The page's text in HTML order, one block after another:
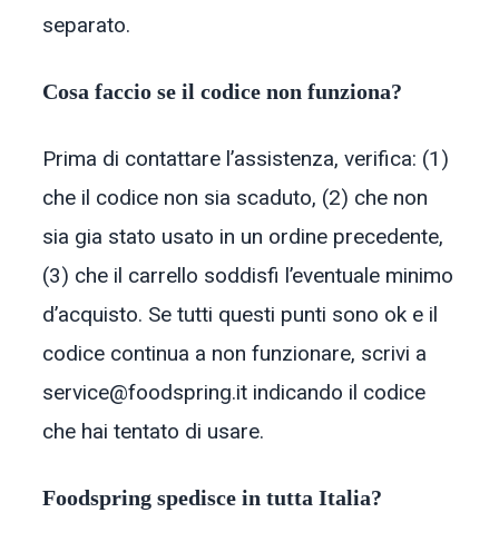
separato.
Cosa faccio se il codice non funziona?
Prima di contattare l’assistenza, verifica: (1)
che il codice non sia scaduto, (2) che non
sia gia stato usato in un ordine precedente,
(3) che il carrello soddisfi l’eventuale minimo
d’acquisto. Se tutti questi punti sono ok e il
codice continua a non funzionare, scrivi a
service@foodspring.it indicando il codice
che hai tentato di usare.
Foodspring spedisce in tutta Italia?